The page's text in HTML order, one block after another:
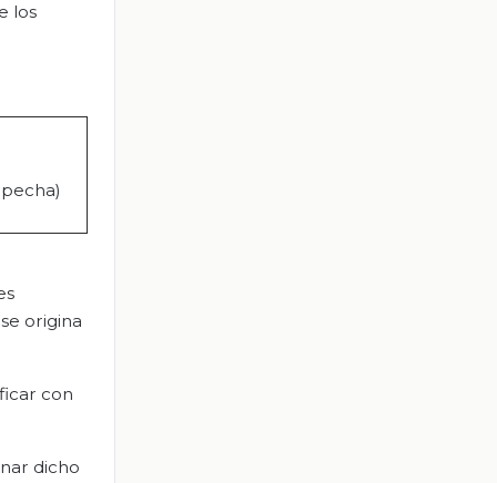
los
origina
con
dicho